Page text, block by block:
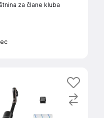
za člane kluba